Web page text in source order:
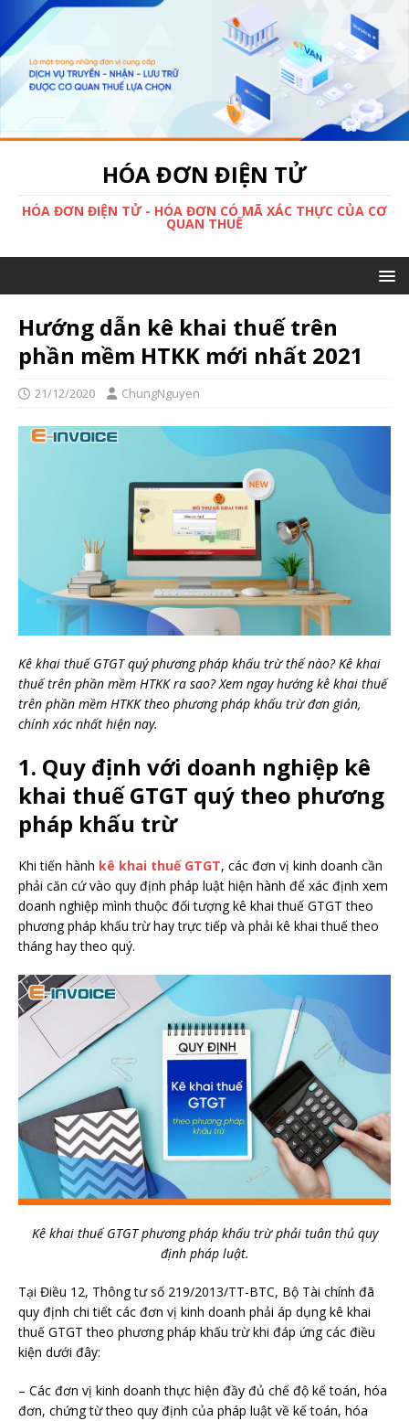
HÓA ĐƠN ĐIỆN TỬ
HÓA ĐƠN ĐIỆN TỬ - HÓA ĐƠN CÓ MÃ XÁC THỰC CỦA CƠ
QUAN THUẾ
Hướng dẫn kê khai thuế trên
phần mềm HTKK mới nhất 2021
21/12/2020 ChungNguyen
Kê khai thuế GTGT quý phương pháp khấu trừ thế nào? Kê khai
thuế trên phần mềm HTKK ra sao? Xem ngay hướng kê khai thuế
trên phần mềm HTKK theo phương pháp khấu trừ đơn giản,
chính xác nhất hiện nay.
1. Quy định với doanh nghiệp kê
khai thuế GTGT quý theo phương
pháp khấu trừ
Khi tiến hành kê khai thuế GTGT, các đơn vị kinh doanh cần
phải căn cứ vào quy định pháp luật hiện hành để xác định xem
doanh nghiệp mình thuộc đối tượng kê khai thuế GTGT theo
phương pháp khấu trừ hay trực tiếp và phải kê khai thuế theo
tháng hay theo quý.
Kê khai thuế GTGT phương pháp khấu trừ phải tuân thủ quy
định pháp luật.
Tại Điều 12, Thông tư số 219/2013/TT-BTC, Bộ Tài chính đã
quy định chi tiết các đơn vị kinh doanh phải áp dụng kê khai
thuế GTGT theo phương pháp khấu trừ khi đáp ứng các điều
kiện dưới đây:
– Các đơn vị kinh doanh thực hiện đầy đủ chế độ kế toán, hóa
đơn, chứng từ theo quy định của pháp luật về kế toán, hóa